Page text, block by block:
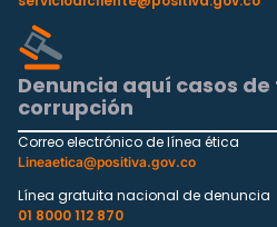
Denuncia aquí casos
corrupción
Correo electrónico de línea ética
Lineaetica@positiva.gov.co
Línea gratuita nacional de denuncia
01 8000 112 870